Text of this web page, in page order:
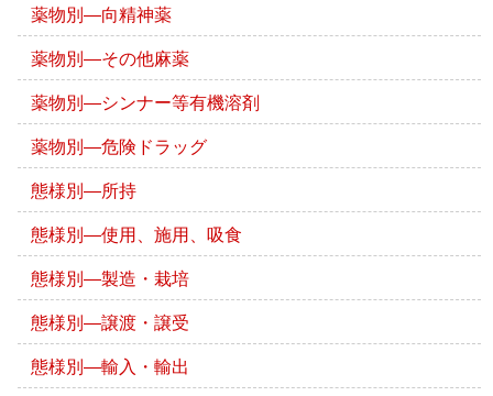
薬物別―向精神薬
薬物別―その他麻薬
薬物別―シンナー等有機溶剤
薬物別―危険ドラッグ
態様別―所持
態様別―使用、施用、吸食
態様別―製造・栽培
態様別―譲渡・譲受
態様別―輸入・輸出